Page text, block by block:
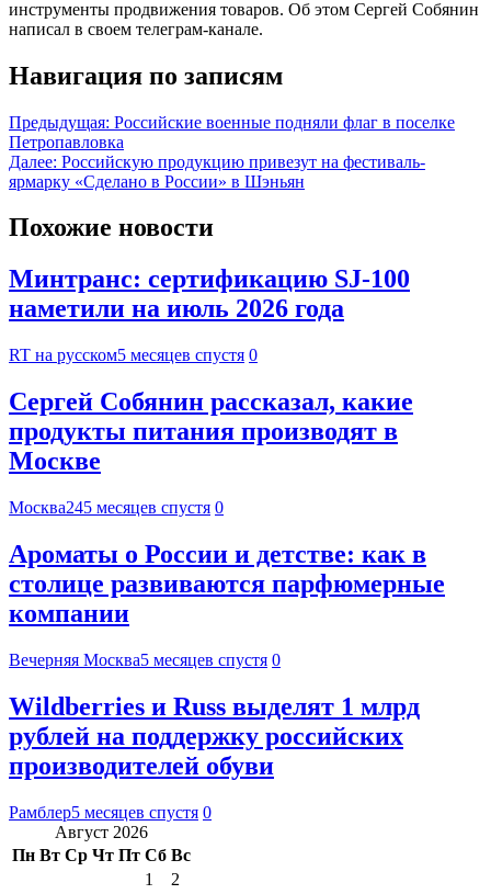
инструменты продвижения товаров. Об этом Сергей Собянин
написал в своем телеграм-канале.
Навигация по записям
Предыдущая: Российские военные подняли флаг в поселке
Петропавловка
Далее: Российскую продукцию привезут на фестиваль-
ярмарку «Сделано в России» в Шэньян
Похожие новости
Минтранс: сертификацию SJ-100
наметили на июль 2026 года
RT на русском5 месяцев спустя 0
Сергей Собянин рассказал, какие
продукты питания производят в
Москве
Москва245 месяцев спустя 0
Ароматы о России и детстве: как в
столице развиваются парфюмерные
компании
Вечерняя Москва5 месяцев спустя 0
Wildberries и Russ выделят 1 млрд
рублей на поддержку российских
производителей обуви
Рамблер5 месяцев спустя 0
Август 2026
Пн Вт Ср Чт Пт Сб Вс
1
2